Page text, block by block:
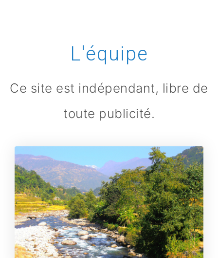
L'équipe
Ce site est indépendant, libre de
toute publicité.